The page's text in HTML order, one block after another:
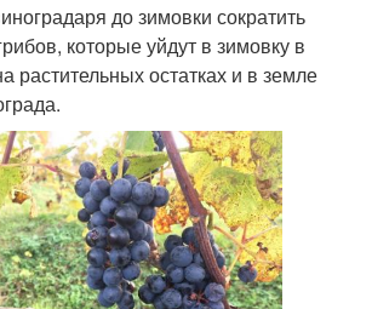
до зимовки сократить
которые уйдут в зимовку в
растительных остатках и в земле